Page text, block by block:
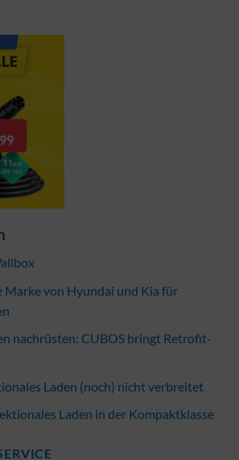
Marke von Hyundai und Kia für
nachrüsten: CUBOS bringt Retrofit-
Laden (noch) nicht verbreitet
Laden in der Kompaktklasse